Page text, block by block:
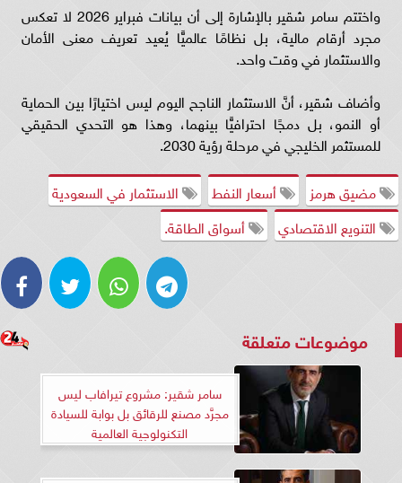
واختتم سامر شقير بالإشارة إلى أن بيانات فبراير 2026 لا تعكس
مجرد أرقام مالية، بل نظامًا عالميًّا يُعيد تعريف معنى الأمان
والاستثمار في وقت واحد.
وأضاف شقير، أنَّ الاستثمار الناجح اليوم ليس اختيارًا بين الحماية
أو النمو، بل دمجًا احترافيًّا بينهما، وهذا هو التحدي الحقيقي
للمستثمر الخليجي في مرحلة رؤية 2030.
مضيق هرمز
أسعار النفط
الاستثمار في السعودية
التنويع الاقتصادي
أسواق الطاقة.
موضوعات متعلقة
سامر شقير: مشروع تيرافاب ليس
مجرَّد مصنع للرقائق بل بوابة للسيادة
التكنولوجية العالمية